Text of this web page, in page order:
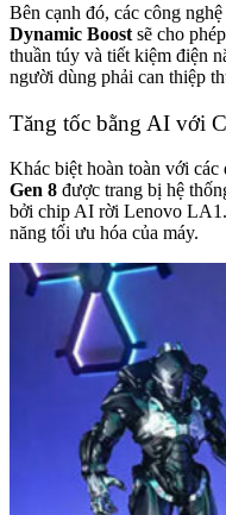
Bên cạnh đó, các công
Dynamic Boost sẽ cho
thuần túy và tiết kiệm điện
người dùng phải can thiệp
Tăng tốc bằng AI với
Khác biệt hoàn toàn với
Gen 8 được trang bị hệ
bởi chip AI rời Lenovo
năng tối ưu hóa của máy.